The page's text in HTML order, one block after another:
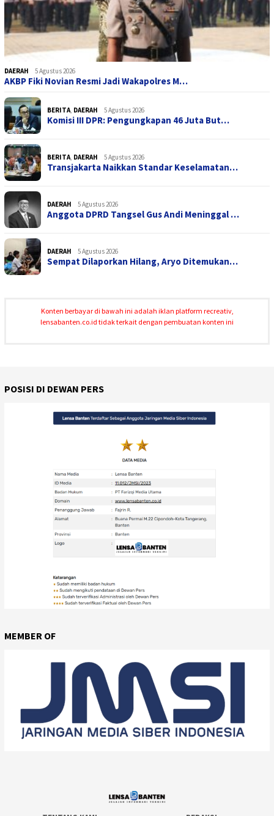
DAERAH 5 Agustus 2026
AKBP Fiki Novian Resmi Jadi Wakapolres M…
BERITA DAERAH 5 Agustus 2026
Komisi III DPR: Pengungkapan 46 Juta But…
BERITA DAERAH 5 Agustus 2026
Transjakarta Naikkan Standar Keselamatan…
DAERAH 5 Agustus 2026
Anggota DPRD Tangsel Gus Andi Meninggal …
DAERAH 5 Agustus 2026
Sempat Dilaporkan Hilang, Aryo Ditemukan…
Konten berbayar di bawah ini adalah iklan platform recreativ,
lensabanten.co.id tidak terkait dengan pembuatan konten ini
POSISI DI DEWAN PERS
MEMBER OF